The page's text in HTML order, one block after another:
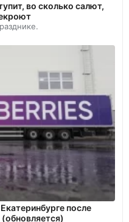
во сколько салют,
после